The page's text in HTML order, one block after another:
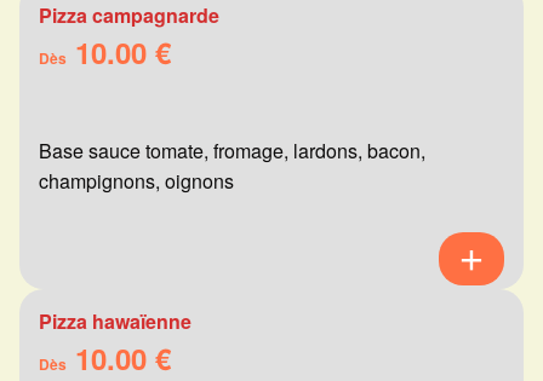
Pizza campagnarde
Dès 10.00 €
Base sauce tomate, fromage, lardons, bacon,
champignons, oignons
Pizza hawaïenne
Dès 10.00 €